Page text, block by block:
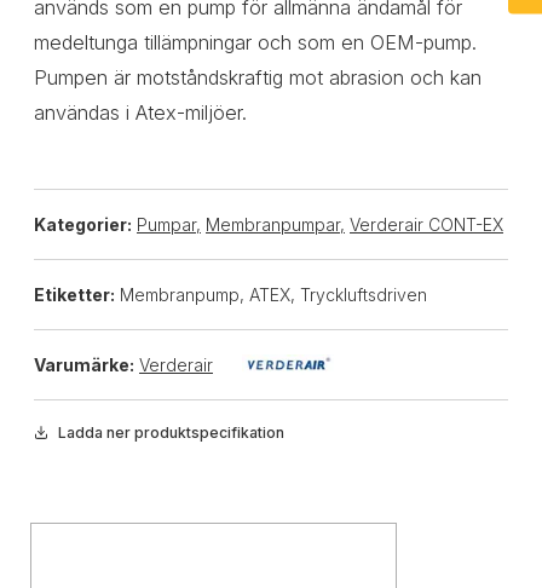
används som en pump för allmänna ändamål för
medeltunga tillämpningar och som en OEM-pump.
Pumpen är motståndskraftig mot abrasion och kan
användas i Atex-miljöer.
Kategorier: Pumpar, Membranpumpar, Verderair CONT-EX
Etiketter: Membranpump, ATEX, Tryckluftsdriven
Varumärke: Verderair
Ladda ner produktspecifikation